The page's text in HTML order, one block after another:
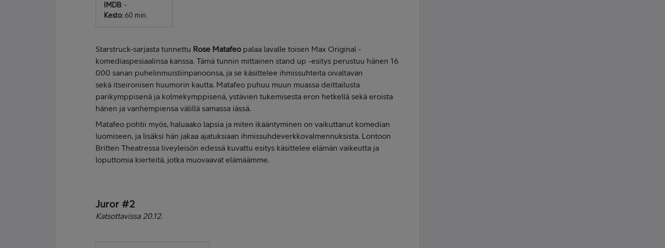
IMDB: -
Kesto:60 min.
Starstruck-sarjasta tunnettu Rose Matafeopalaa lavalle toisen Max Original -
komediaspesiaalinsa kanssa. Tämä tunnin mittainen stand up -esitys perustuu hänen 16
000 sanan puhelinmuistiinpanoonsa, ja se käsittelee ihmissuhteita oivaltavan
sekä itseironisen huumorin kautta. Matafeo puhuu muun muassa deittailusta
parikymppisenä ja kolmekymppisenä, ystävien tukemisesta eron hetkellä sekä eroista
hänen ja vanhempiensa välillä samassa iässä.
Matafeo pohtii myös, haluaako lapsia ja miten ikääntyminen on vaikuttanut komedian
luomiseen, ja lisäksi hän jakaa ajatuksiaan ihmissuhdeverkkovalmennuksista. Lontoon
Britten Theatressa liveyleisön edessä kuvattu esitys käsittelee elämän vaikeutta ja
loputtomia kierteitä, jotka muovaavat elämäämme.
Juror #2
Katsottavissa 20.12.